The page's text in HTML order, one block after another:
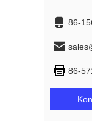
86-
86-